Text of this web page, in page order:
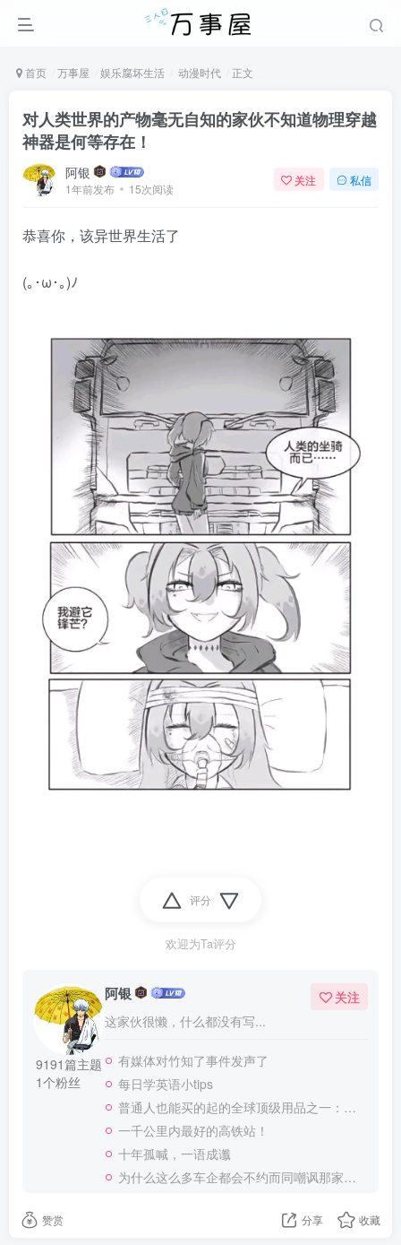
首页 万事屋 娱乐腐坏生活 动漫时代 正文
对人类世界的产物毫无自知的家伙不知道物理穿越
神器是何等存在！
阿银
1年前发布 15次阅读
关注 私信
恭喜你，该异世界生活了
(｡･ω･｡)ﾉ
评分
欢迎为Ta评分
9191篇主题
1个粉丝
阿银
这家伙很懒，什么都没有写...
关注
有媒体对竹知了事件发声了
每日学英语小tips
普通人也能买的起的全球顶级用品之一：WD-40润滑除锈剂！
一千公里内最好的高铁站！
十年孤喊，一语成谶
为什么这么多车企都会不约而同嘲讽那家说不得的车企？
赞赏 分享 收藏